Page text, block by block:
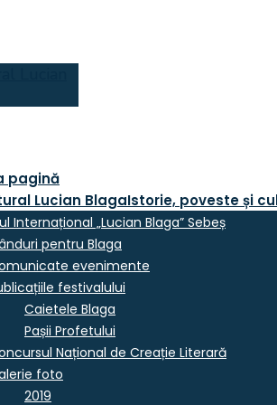
pagină
Lucian BlagaIstorie, poveste și
Internațional „Lucian Blaga” Sebeș
pentru Blaga
evenimente
festivalului
Caietele Blaga
Pașii Profetului
Național de Creație Literară
foto
2019